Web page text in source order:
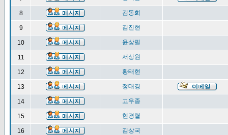
8 김동희
9 김진현
10 윤상필
11 서상원
12 황태현
13 정대경
14 고우종
15 현경렬
16 김상국